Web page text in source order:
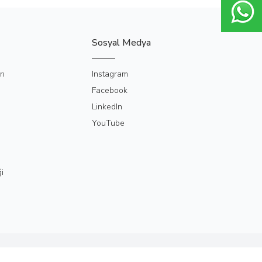
Sosyal Medya
Instagram
Facebook
LinkedIn
YouTube